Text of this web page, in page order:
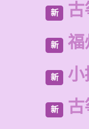
新
新 福
新 小
新